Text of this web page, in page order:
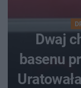
Dwaj
basenu